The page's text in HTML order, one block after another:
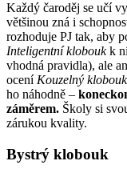
Každý čaroděj se učí
většinou zná i
rozhoduje PJ tak, aby
Inteligentní kloboukk
vhodná pravidla), ale
ocení Kouzelný klobouk
ho náhodně –
záměrem. Školy si
zárukou kvality.
Bystrý klobouk